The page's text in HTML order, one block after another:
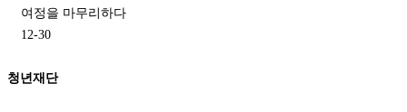
여정을 마무리하다
12-30
청년재단